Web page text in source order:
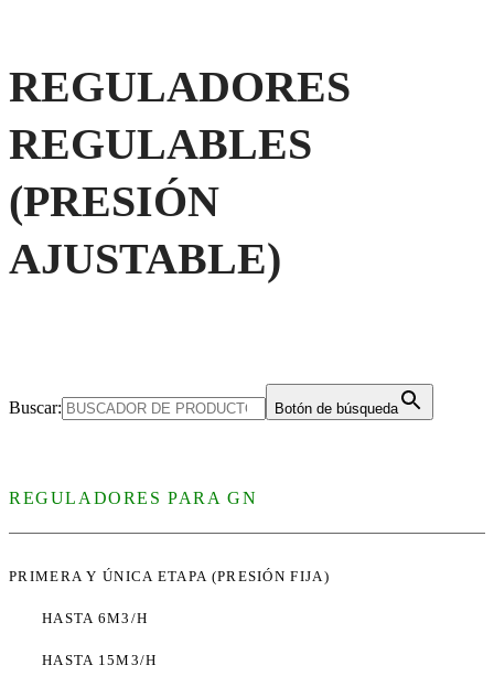
REGULADORES
REGULABLES
(PRESIÓN
AJUSTABLE)
Buscar: Botón de búsqueda
REGULADORES PARA GN
PRIMERA Y ÚNICA ETAPA (PRESIÓN FIJA)
HASTA 6M3/H
HASTA 15M3/H